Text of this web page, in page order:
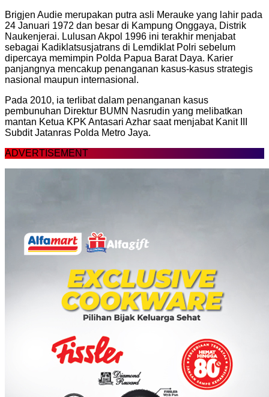
Brigjen Audie merupakan putra asli Merauke yang lahir pada
24 Januari 1972 dan besar di Kampung Onggaya, Distrik
Naukenjerai. Lulusan Akpol 1996 ini terakhir menjabat
sebagai Kadiklatsusjatrans di Lemdiklat Polri sebelum
dipercaya memimpin Polda Papua Barat Daya. Karier
panjangnya mencakup penanganan kasus-kasus strategis
nasional maupun internasional.
Pada 2010, ia terlibat dalam penanganan kasus
pembunuhan Direktur BUMN Nasrudin yang melibatkan
mantan Ketua KPK Antasari Azhar saat menjabat Kanit III
Subdit Jatanras Polda Metro Jaya.
ADVERTISEMENT